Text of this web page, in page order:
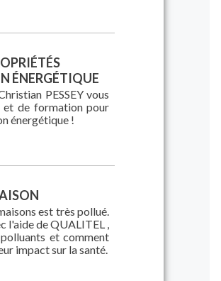
ÉNERGÉTIQUE
PESSEY vous
et de formation pour
énergétique !
est très pollué.
l'aide de QUALITEL ,
et comment
impact sur la santé.